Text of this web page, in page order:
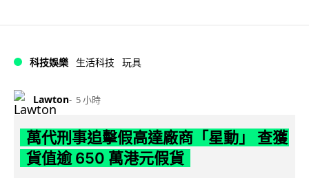
科技娛樂 生活科技 玩具
Lawton 5 小時
萬代刑事追擊假高達廠商「星動」 查獲
貨值逾 650 萬港元假貨